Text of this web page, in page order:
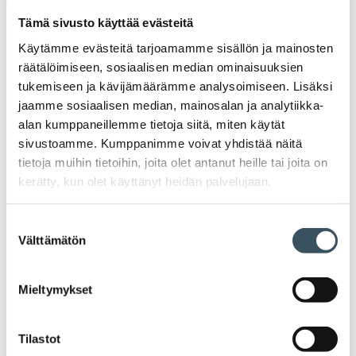
Tämä sivusto käyttää evästeitä
Käytämme evästeitä tarjoamamme sisällön ja mainosten
räätälöimiseen, sosiaalisen median ominaisuuksien
tukemiseen ja kävijämäärämme analysoimiseen. Lisäksi
jaamme sosiaalisen median, mainosalan ja analytiikka-
alan kumppaneillemme tietoja siitä, miten käytät
sivustoamme. Kumppanimme voivat yhdistää näitä
tietoja muihin tietoihin, joita olet antanut heille tai joita on
kerätty, kun olet käyttänyt heidän palvelujaan.
valinta
Välttämätön
Mieltymykset
Tilastot
2026
2025
2024
2023
2022